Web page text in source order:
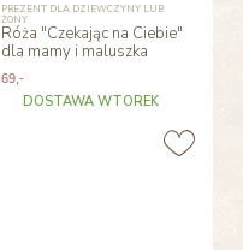
PREZENT DLA DZIEWCZYNY LUB
ŻONY
Róża "Czekając na Ciebie"
dla mamy i maluszka
69 ,-
DOSTAWA WTOREK